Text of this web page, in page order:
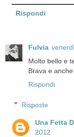
Rispondi
Fulvia
Molto bello e
Brava e
Rispondi
Risposte
Una Fetta
2012